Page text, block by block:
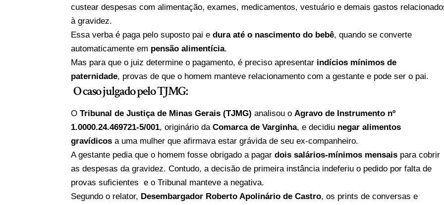
custear despesas com alimentação, exames, medicamentos, vestuário e demais gastos
à gravidez.
Essa verba é paga pelo suposto pai edura até o nascimento do bebê, quando se converte
automaticamente em pensão alimentícia.
Mas para que o juiz determine o pagamento, é preciso apresentar indícios mínimos de
paternidade, provas de que o homem manteve relacionamento com a gestante e pode ser o pai.
O caso julgado pelo TJMG:
OTribunal de Justiça de Minas Gerais (TJMG) analisou oAgravo de Instrumento nº
1.0000.24.469721-5/001, originário daComarca de Varginha, e decidiu negar alimentos
gravídicos a uma mulher que afirmava estar grávida de seu ex-companheiro.
A gestante pedia que o homem fosse obrigado a pagardois salários-mínimos mensais para cobrir
as despesas da gravidez. Contudo, a decisão de primeira instância indeferiu o pedido por falta de
provas suficientes e o Tribunal manteve a negativa.
Segundo o relator, Desembargador Roberto Apolinário de Castro, os prints de conversas e